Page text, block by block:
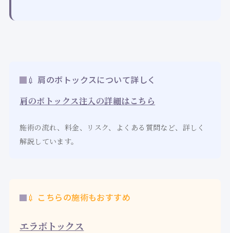
💉 肩のボトックスについて詳しく
肩のボトックス注入の詳細はこちら
施術の流れ、料金、リスク、よくある質問など、詳しく
解説しています。
💉 こちらの施術もおすすめ
エラボトックス